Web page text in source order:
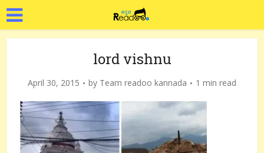
lord vishnu
April 30, 2015 by Team readoo kannada 1 min read